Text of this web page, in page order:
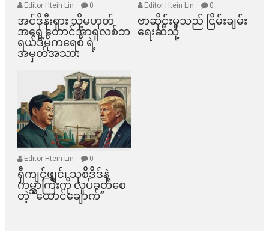
Editor Htein Lin 0
အင်ဒိုနီးရှား သို့မဟုတ်
အရှေ့တောင်အာရှလစ်ဘ
ရယ်ဒီမိုကရေစီ ရဲ့
အမှတ်အသား
Editor Htein Lin 0
ဗာဆိုင်းမှသည် ငြိမ်းချမ်း
ရေးဆီသို့
Editor Htein Lin 0
ရှီကျင့်ဖျင်၊ သုစိဒိဒ်နဲ့
ကမ္ဘာကြီးကို လှုပ်ခတ်စေ
တဲ့ “ထောင်ချောက်”